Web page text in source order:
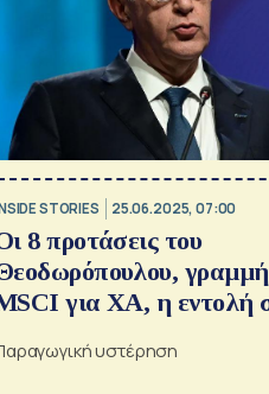
STORIES 25.06.2025, 07:00
8 προτάσεις του
για ΧΑ, η εντολή
ο «δρόμος» για το
υστέρηση